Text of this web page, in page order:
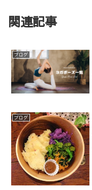
関連記事
ブログ
ブログ